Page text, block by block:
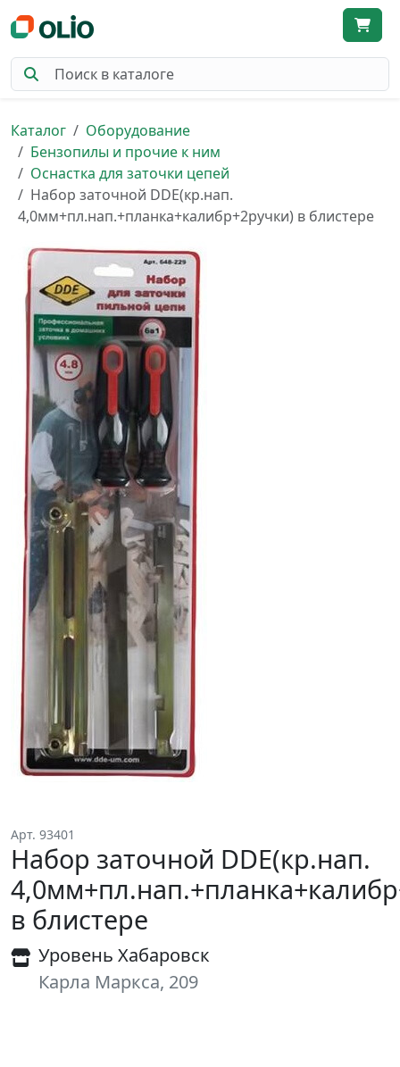
Каталог
Оборудование
Бензопилы и прочие к ним
Оснастка для заточки цепей
Набор заточной DDE(кр.нап.
4,0мм+пл.нап.+планка+калибр+2ручки) в блистере
Арт. 93401
Набор заточной DDE(кр.нап.
в блистере
Уровень Хабаровск
Карла Маркса, 209